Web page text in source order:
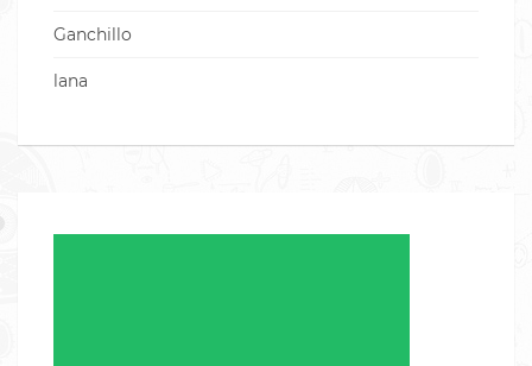
Ganchillo
lana